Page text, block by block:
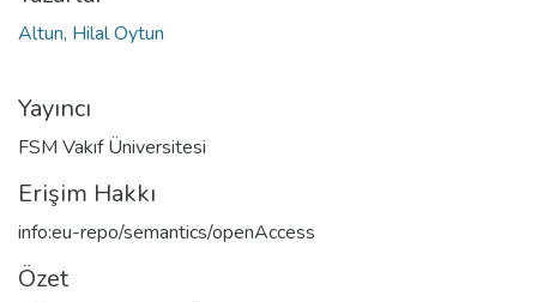
Altun, Hilal Oytun
Yayıncı
FSM Vakıf Üniversitesi
Erişim Hakkı
info:eu-repo/semantics/openAccess
Özet